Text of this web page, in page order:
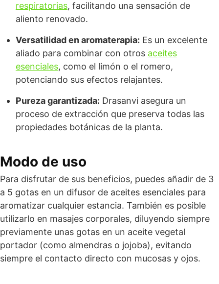
respiratorias, facilitando una sensación de
aliento renovado.
Versatilidad en aromaterapia: Es un excelente
aliado para combinar con otros aceites
esenciales, como el limón o el romero,
potenciando sus efectos relajantes.
Pureza garantizada: Drasanvi asegura un
proceso de extracción que preserva todas las
propiedades botánicas de la planta.
Modo de uso
Para disfrutar de sus beneficios, puedes añadir de 3
a 5 gotas en un difusor de aceites esenciales para
aromatizar cualquier estancia. También es posible
utilizarlo en masajes corporales, diluyendo siempre
previamente unas gotas en un aceite vegetal
portador (como almendras o jojoba), evitando
siempre el contacto directo con mucosas y ojos.